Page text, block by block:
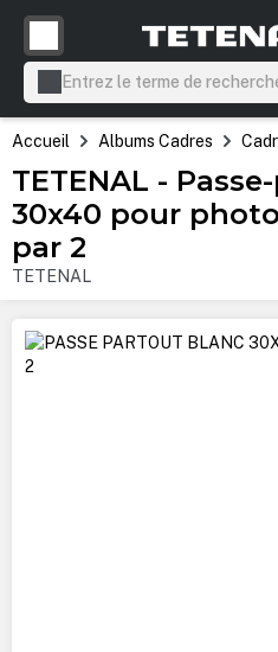
principal
Accueil Albums Cadres
TETENAL -
30x40 pour
par 2
TETENAL
Ignorer la galerie d'images